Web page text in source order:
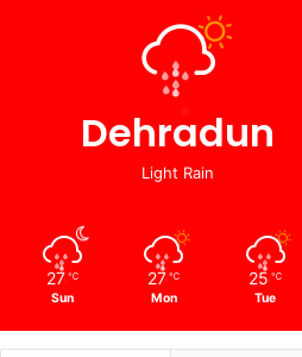
Dehradun
Light Rain
27 ℃
Sun
27 ℃
Mon
25 ℃
Tue